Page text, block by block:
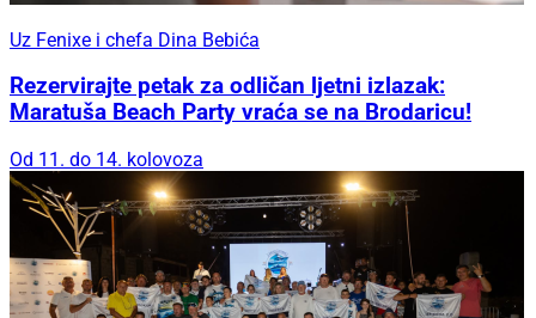
Uz Fenixe i chefa Dina Bebića
Rezervirajte petak za odličan ljetni izlazak:
Maratuša Beach Party vraća se na Brodaricu!
Od 11. do 14. kolovoza